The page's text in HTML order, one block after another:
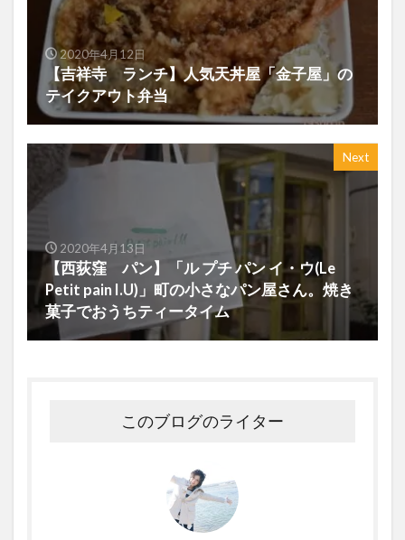
2020年4月12日
【吉祥寺 ランチ】人気天丼屋「金子屋」の
テイクアウト弁当
Next
2020年4月13日
【西荻窪 パン】「ル プチ パン イ・ウ(Le
Petit pain I.U)」町の小さなパン屋さん。焼き
菓子でおうちティータイム
このブログのライター